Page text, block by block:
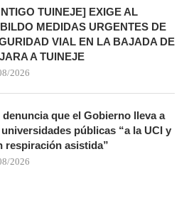
TUINEJE] EXIGE AL
MEDIDAS URGENTES DE
VIAL EN LA BAJADA DE
A TUINEJE
2026
denuncia que el Gobierno lleva a
universidades públicas “a la UCI y
respiración asistida”
2026